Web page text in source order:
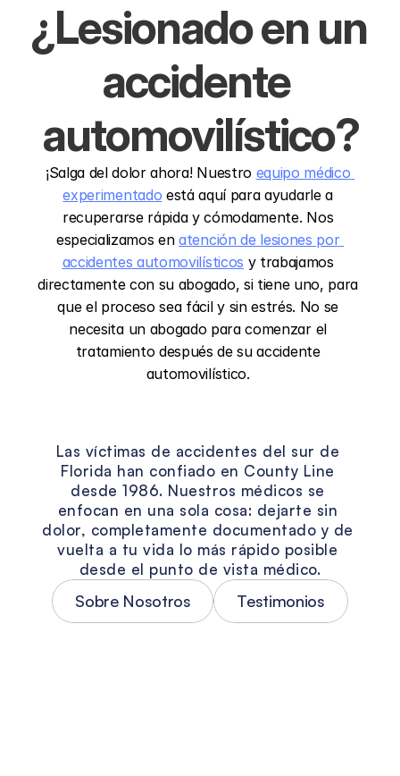
¿Lesionado en un
accidente
automovilístico?
¡Salga del dolor ahora! Nuestro equipo médico
experimentado está aquí para ayudarle a
recuperarse rápida y cómodamente. Nos
especializamos en atención de lesiones por
accidentes automovilísticos y trabajamos
directamente con su abogado, si tiene uno, para
que el proceso sea fácil y sin estrés. No se
necesita un abogado para comenzar el
tratamiento después de su accidente
automovilístico.
Las víctimas de accidentes del sur de
Florida han confiado en County Line
desde 1986. Nuestros médicos se
enfocan en una sola cosa: dejarte sin
dolor, completamente documentado y de
vuelta a tu vida lo más rápido posible
desde el punto de vista médico.
Sobre Nosotros Testimonios